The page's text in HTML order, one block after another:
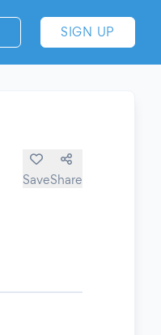
SIGN UP
SaveShare